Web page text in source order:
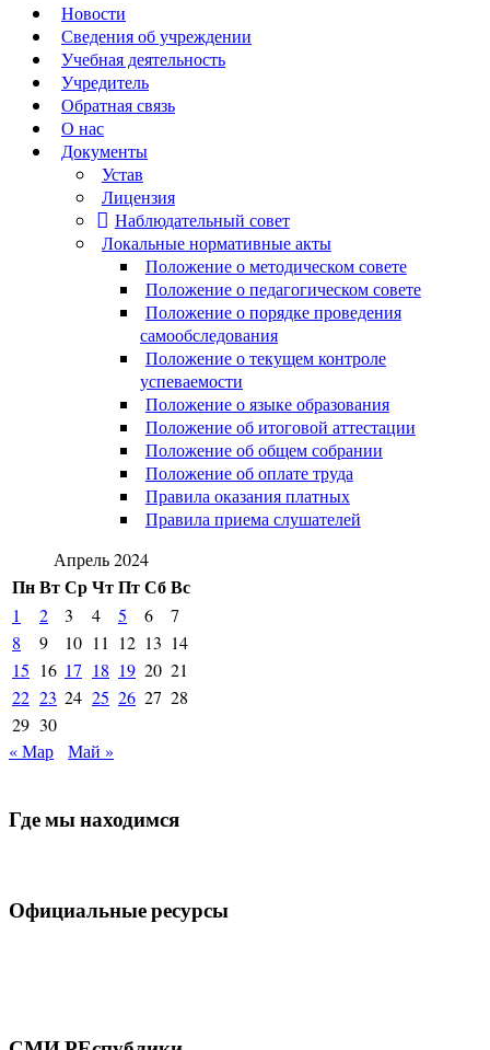
Новости
Сведения об учреждении
Учебная деятельность
Учредитель
Обратная связь
О нас
Документы
Устав
Лицензия
Наблюдательный совет
Локальные нормативные акты
Положение о методическом совете
Положение о педагогическом совете
Положение о порядке проведения
самообследования
Положение о текущем контроле
успеваемости
Положение о языке образования
Положение об итоговой аттестации
Положение об общем собрании
Положение об оплате труда
Правила оказания платных
Правила приема слушателей
Апрель 2024
ПнВтСрЧтПтСбВс
1 2 3 4 5 6
7
8
9 10 11 12 13 14
15 16 17 18 19 20 21
22 23 24 25 26 27 28
29 30
« Мар
Май »
Где мы находимся
Официальные ресурсы